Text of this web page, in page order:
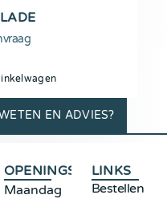
EN ADVIES?
OPENINGSTIJDEN
Maandag
LINKS
Bestellen